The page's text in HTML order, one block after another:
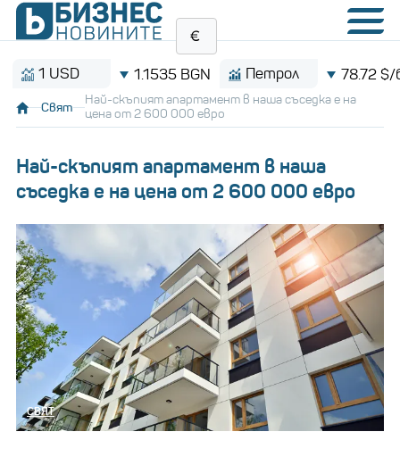
USD 1.1535 BGN Петрол 78.72 $/барел
Свят
Най-скъпият апартамент в наша съседка е на
цена от 2 600 000 евро
Най-скъпият апартамент в наша
съседка е на цена от 2 600 000 евро
СВЯТ